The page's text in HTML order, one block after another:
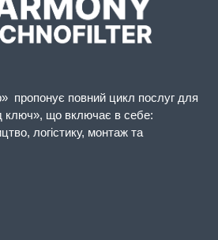
пропонує повний цикл послуг для
ключ», що включає в себе:
логістику, монтаж та